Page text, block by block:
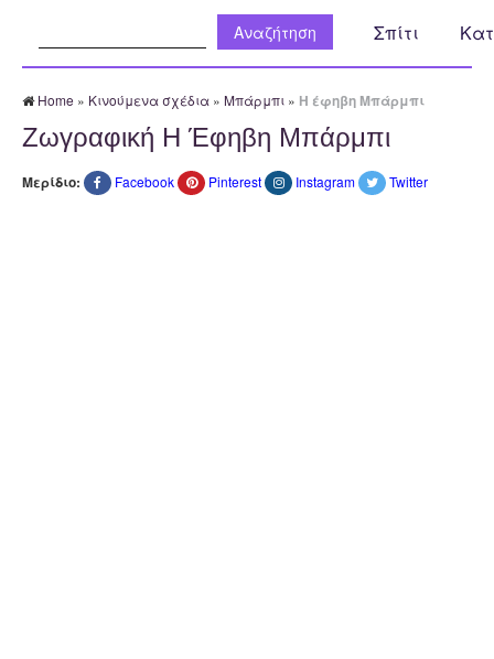
Σπίτι
Home » Κινούμενα σχέδια » Μπάρμπι » Η έφηβη Μπάρμπι
Ζωγραφική Η Έφηβη Μπάρμπι
Μερίδιο: Facebook Pinterest Instagram Twitter